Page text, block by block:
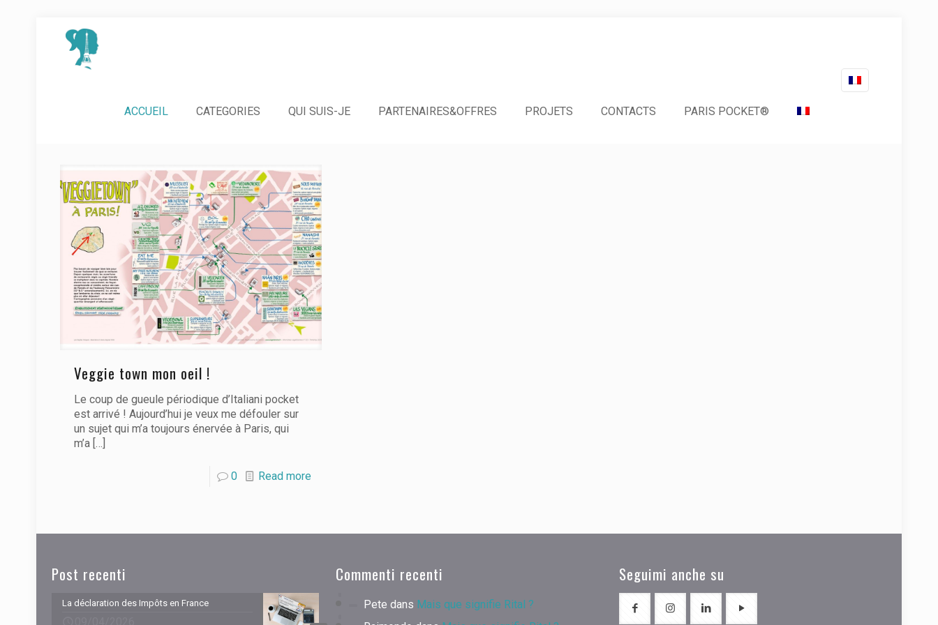
ACCUEIL CATEGORIES QUI SUIS-JE PARTENAIRES&OFFRES PROJETS CONTACTS PARIS POCKET®
Veggie town mon oeil !
Le coup de gueule périodique d’Italiani pocket
est arrivé ! Aujourd’hui je veux me défouler sur
un sujet qui m’a toujours énervée à Paris, qui
m’a[…]
0 Read more
Post recenti
La déclaration des Impôts en France
Commenti recenti
Pete dans Mais que signifie Rital ?
Seguimi anche su